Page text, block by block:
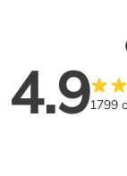
4.91799